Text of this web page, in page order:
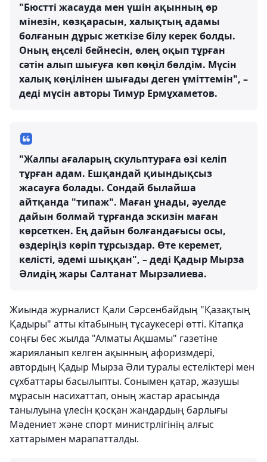
"Бюстті жасауда мен үшін ақынның өр
мінезін, көзқарасын, халықтың адамы
болғанын дұрыс жеткізе білу керек болды.
Оның еңселі бейнесін, өлең оқып тұрған
сәтін алып шығуға көп көңіл бөлдім. Мүсін
халық көңілінен шығады деген үміттемін", –
деді мүсін авторы Тимур Ермұхаметов.
"Жалпы ағаларың скульптураға өзі келіп
тұрған адам. Ешқандай қиындықсыз
жасауға болады. Сондай былайша
айтқанда "типаж". Маған ұнады, әуелде
дайын болмай тұрғанда эскизін маған
көрсеткен. Ең дайын болғандағысы осы,
өздеріңіз көріп тұрсыздар. Өте керемет,
келісті, әдемі шыққан", – деді Қадыр Мырза
Әлидің жары Салтанат Мырзәлиева.
Жиында журналист Қали Сәрсенбайдың "Қазақтың
Қадыры" атты кітабының тұсаукесері өтті. Кітапқа
соңғы бес жылда "Алматы Ақшамы" газетіне
жарияланып келген ақынның афоризмдері,
автордың Қадыр Мырза Әли туралы естеліктері мен
сұхбаттары басылыпты. Сонымен қатар, жазушы
мұрасын насихаттап, оның жастар арасында
танылуына үлесін қосқан жандардың барлығы
Мәдениет және спорт министрлігінің алғыс
хаттарымен марапатталды.